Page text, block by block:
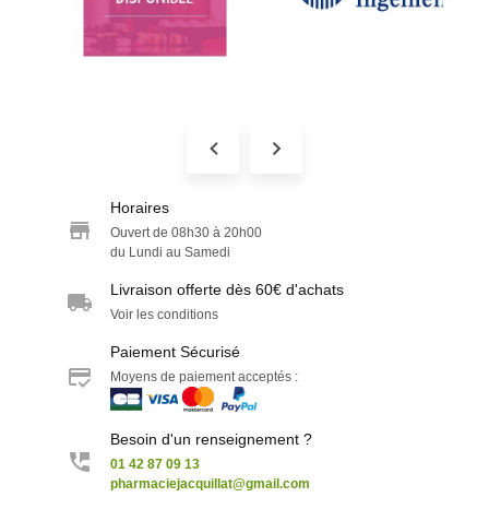
Horaires
Ouvert de 08h30 à 20h00
du Lundi au Samedi
Livraison offerte dès 60€ d'achats
Voir les conditions
Paiement Sécurisé
Moyens de paiement acceptés :
Besoin d'un renseignement ?
01 42 87 09 13
pharmaciejacquillat@gmail.com